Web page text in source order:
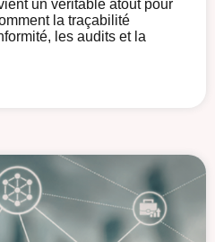
un véritable atout pour
la traçabilité
les audits et la